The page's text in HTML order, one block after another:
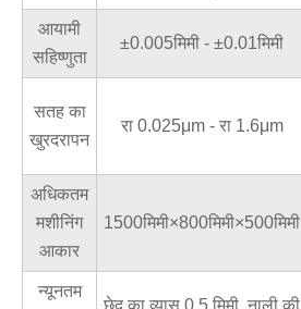
आयामी
सहिष्णुता
±0.005मिमी - ±0.01मिमी
सतह का
खुरदरापन
रा 0.025μm - रा 1.6μm
अधिकतम
मशीनिंग
आकार
1500मिमी×800मिमी×500मिमी
न्यूनतम
छेद का व्यास 0.5 मिमी, नाली की